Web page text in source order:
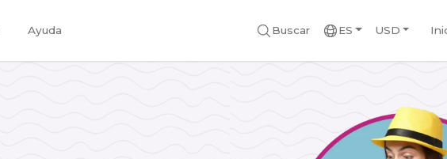
Ayuda Buscar ES USD